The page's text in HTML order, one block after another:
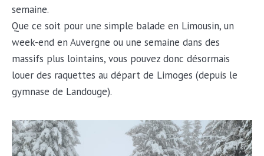
semaine.
Que ce soit pour une simple balade en Limousin, un
week-end en Auvergne ou une semaine dans des
massifs plus lointains, vous pouvez donc désormais
louer des raquettes au départ de Limoges (depuis le
gymnase de Landouge).